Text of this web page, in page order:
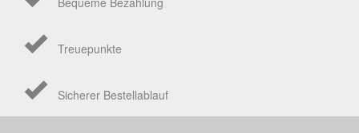
Treuepunkte
Sicherer Bestellablauf